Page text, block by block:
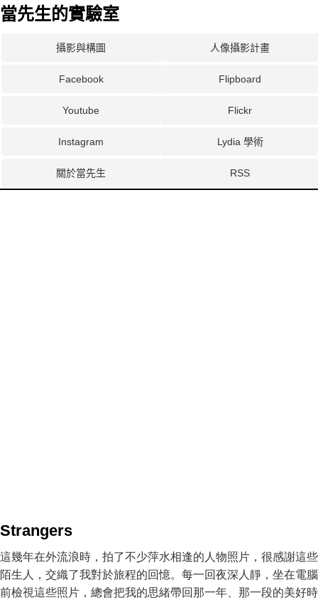
當先生的實驗室
攝影與構圖 人像攝影計畫
Facebook Flipboard
Youtube Flickr
Instagram Lydia 學術
關於當先生 RSS
Strangers
這幾年在外流浪時，拍了不少萍水相逢的人物照片，很感謝這些
陌生人，交織了我對於旅程的回憶。每一回夜深人靜，坐在電腦
前檢視這些照片，總會把我的思緒帶回那一年、那一段的美好時